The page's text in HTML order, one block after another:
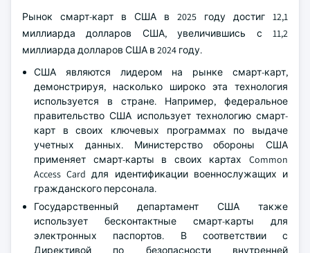
Рынок смарт-карт в США в 2025 году достиг 12,1
миллиарда долларов США, увеличившись с 11,2
миллиарда долларов США в 2024 году.
США являются лидером на рынке смарт-карт,
демонстрируя, насколько широко эта технология
используется в стране. Например, федеральное
правительство США использует технологию смарт-
карт в своих ключевых программах по выдаче
учетных данных. Министерство обороны США
применяет смарт-карты в своих картах Common
Access Card для идентификации военнослужащих и
гражданского персонала.
Государственный департамент США также
использует бесконтактные смарт-карты для
электронных паспортов. В соответствии с
Директивой по безопасности внутренней